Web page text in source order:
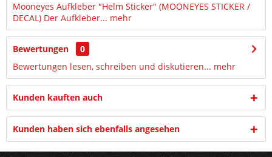
Mooneyes Aufkleber "Helm Sticker" (MOONEYES STICKER /
DECAL) Der Aufkleber... mehr
Bewertungen
0
Bewertungen lesen, schreiben und diskutieren... mehr
Kunden kauften auch
Kunden haben sich ebenfalls angesehen